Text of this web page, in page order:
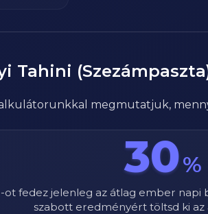
Tahini
megmutatjuk,
30%
-ot fedez jelenleg az átlag ember napi
szabott eredményért töltsd ki az